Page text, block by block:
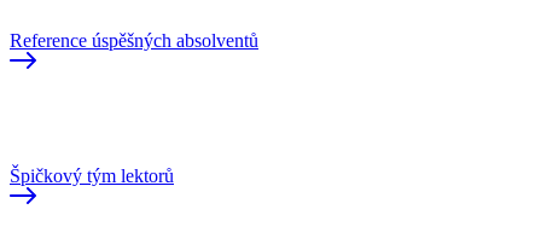
Reference úspěšných absolventů
Špičkový tým lektorů